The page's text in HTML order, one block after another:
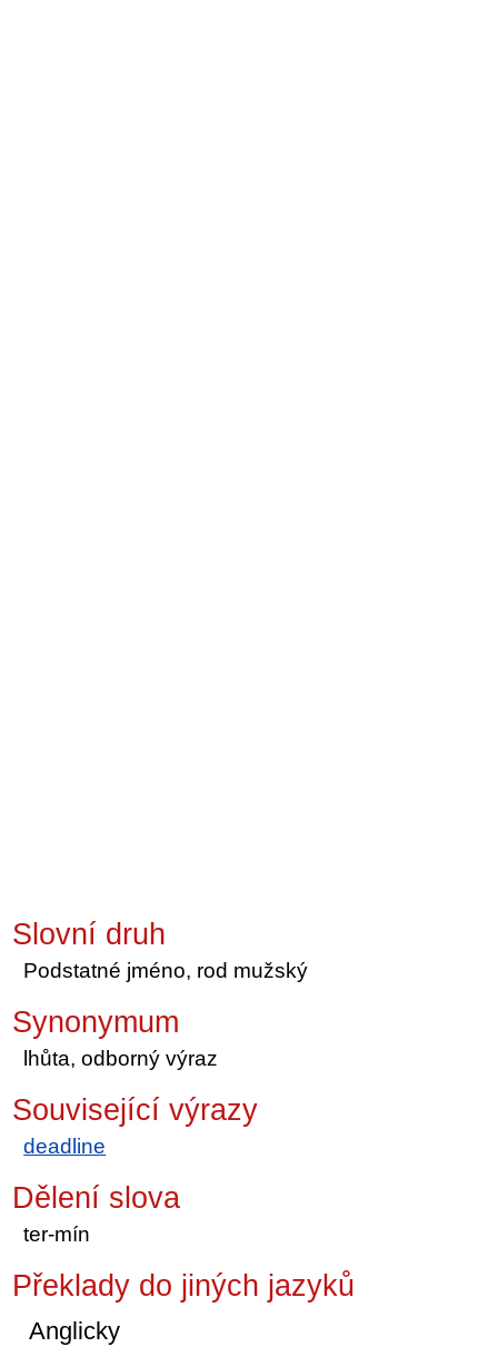
Slovní druh
Podstatné jméno, rod mužský
Synonymum
lhůta, odborný výraz
Související výrazy
deadline
Dělení slova
ter-mín
Překlady do jiných jazyků
Anglicky